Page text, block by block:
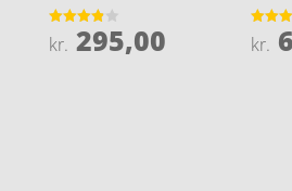
Vurderet
3.9
kr. 295,00
4.9
kr.